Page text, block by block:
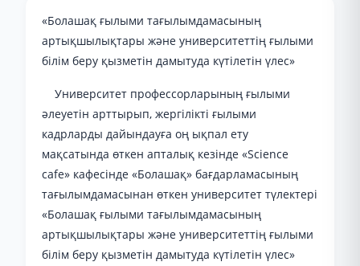
«Болашақ ғылыми тағылымдамасының
артықшылықтары және университеттің ғылыми
білім беру қызметін дамытуда күтілетін үлес»
Университет профессорларының ғылыми
әлеуетін арттырып, жергілікті ғылыми
кадрларды дайындауға оң ықпал ету
мақсатында өткен апталық кезінде «Science
cafe» кафесінде «Болашақ» бағдарламасының
тағылымдамасынан өткен университет түлектері
«Болашақ ғылыми тағылымдамасының
артықшылықтары және университеттің ғылыми
білім беру қызметін дамытуда күтілетін үлес»